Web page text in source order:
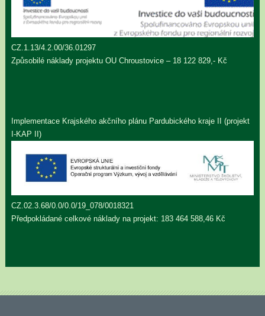
CZ.1.13/4.2.00/36.01297
Způsobilé náklady projektu OU Chroustovice – 18 122 829,- Kč
Implementace Krajského akčního plánu Pardubického kraje II (projekt
I-KAP II)
CZ.02.3.68/0.0/0.0/19_078/0018321
Předpokládané celkové náklady na projekt: 183 464 588,46 Kč